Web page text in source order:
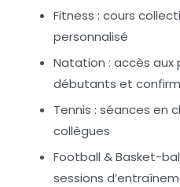
Fitness : cours
personnalisé
Natation : accès aux
débutants et
Tennis : séances en
collègues
Football & Basket-
sessions